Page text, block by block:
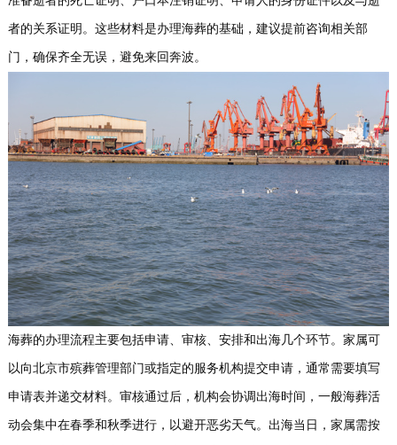
者的关系证明。这些材料是办理海葬的基础，建议提前咨询相关部
门，确保齐全无误，避免来回奔波。
海葬的办理流程主要包括申请、审核、安排和出海几个环节。家属可
以向北京市殡葬管理部门或指定的服务机构提交申请，通常需要填写
申请表并递交材料。审核通过后，机构会协调出海时间，一般海葬活
动会集中在春季和秋季进行，以避开恶劣天气。出海当日，家属需按